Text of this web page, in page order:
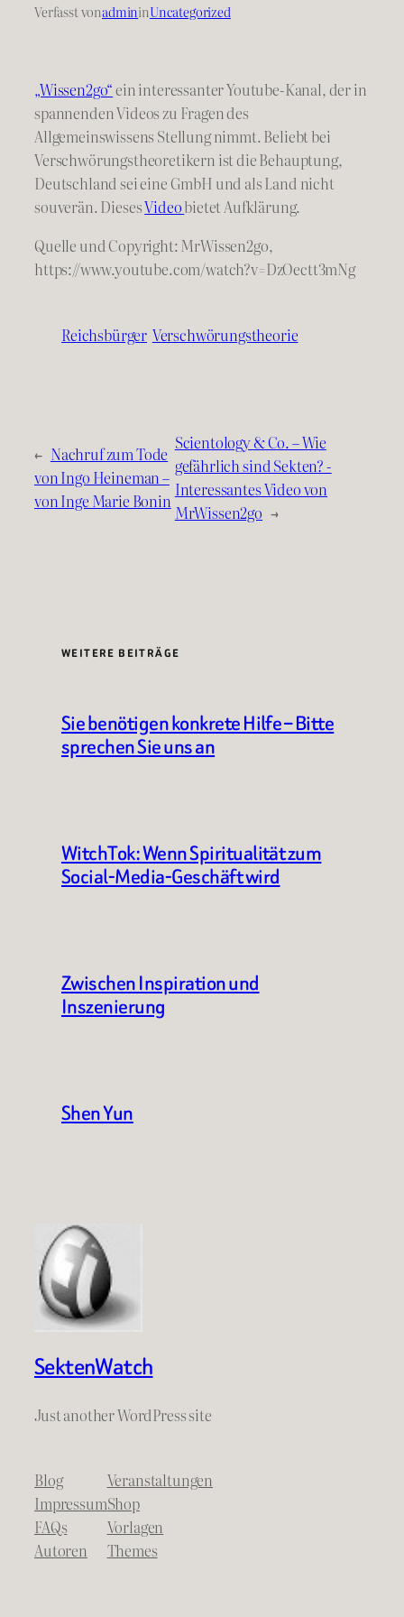
Verfasst vonadmininUncategorized
„Wissen2go“ein interessanter Youtube-Kanal, der in
spannenden Videos zu Fragen des
Allgemeinswissens Stellung nimmt. Beliebt bei
Verschwörungstheoretikern ist die Behauptung,
Deutschland sei eine GmbH und als Land nicht
souverän. DiesesVideobietet Aufklärung.
Quelle und Copyright: MrWissen2go,
https://www.youtube.com/watch?v=DzOectt3mNg
Reichsbürger Verschwörungstheorie
← Nachruf zum Tode
von Ingo Heineman –
von Inge Marie Bonin
Scientology & Co. – Wie
gefährlich sind Sekten? -
Interessantes Video von
MrWissen2go →
WEITERE BEITRÄGE
Sie benötigen konkrete Hilfe – Bitte
sprechen Sie uns an
WitchTok: Wenn Spiritualität zum
Social-Media-Geschäft wird
Zwischen Inspiration und
Inszenierung
Shen Yun
SektenWatch
Just another WordPress site
Blog
Impressum
FAQs
Autoren
Veranstaltungen
Shop
Vorlagen
Themes